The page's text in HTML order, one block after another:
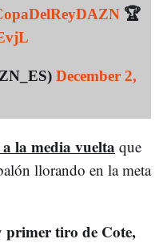
🏆
December 2,
la media vuelta que
llorando en la meta
primer tiro de Cote,